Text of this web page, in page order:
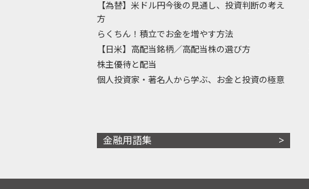
【為替】米ドル円今後の見通し、投資判断の考え
方
らくちん！積立でお金を増やす方法
【日米】高配当銘柄／高配当株の選び方
株主優待と配当
個人投資家・著名人から学ぶ、お金と投資の極意
金融用語集